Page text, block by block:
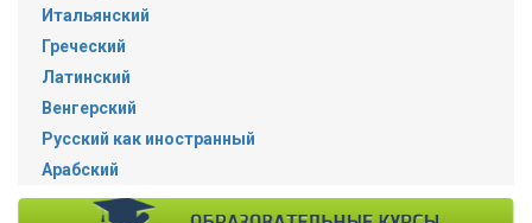
Итальянский
Греческий
Латинский
Венгерский
Русский как иностранный
Арабский